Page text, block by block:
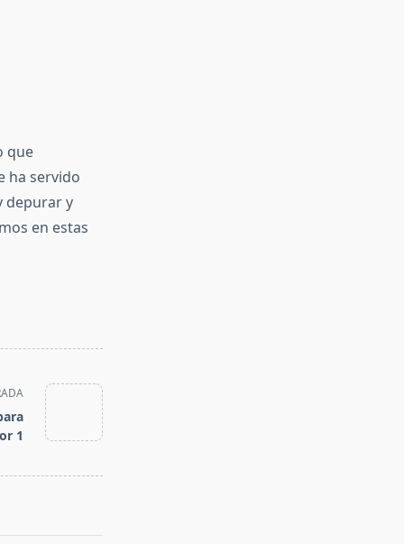
que
ha servido
depurar y
en estas
1